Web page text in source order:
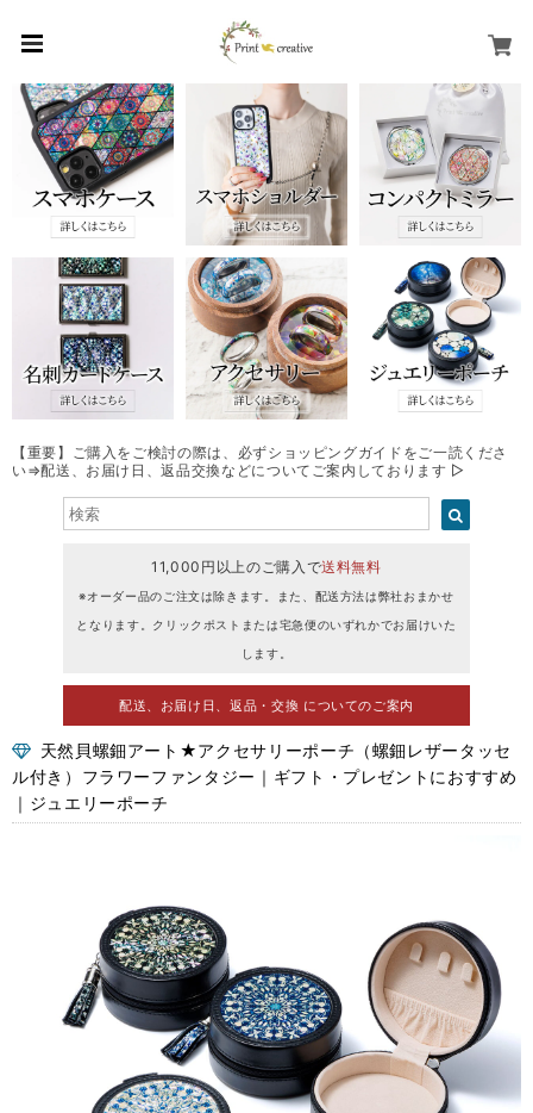
【重要】ご購入をご検討の際は、必ずショッピングガイドをご一読くださ
い⇒配送、お届け日、返品交換などについてご案内しております ▷
11,000円以上のご購入で送料無料
※オーダー品のご注文は除きます。また、配送方法は弊社おまかせ
となります。クリックポストまたは宅急便のいずれかでお届けいた
します。
配送、お届け日、返品・交換 についてのご案内
天然貝螺鈿アート★アクセサリーポーチ（螺鈿レザータッセ
ル付き）フラワーファンタジー｜ギフト・プレゼントにおすすめ
｜ジュエリーポーチ